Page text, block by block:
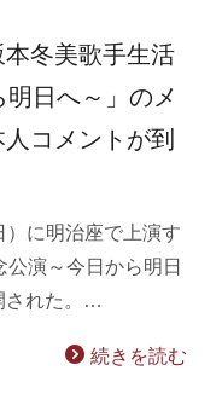
冬美歌手生活
日へ～」のメ
コメントが到
に明治座で上演す
演～今日から明日
された。…
続きを読む